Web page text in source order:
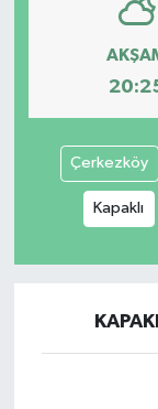
Çerkezköy
Kapaklı